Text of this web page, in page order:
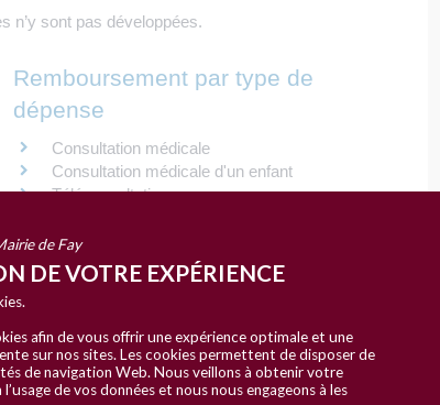
n’y sont pas développées.
Remboursement par type de
dépense
Consultation médicale
Consultation médicale d'un enfant
Téléconsultation
Médicaments
Frais de transports
Cure thermale
Soins dentaires
de Fay
DE VOTRE EXPÉRIENCE
afin de vous offrir une expérience optimale et une
sur nos sites. Les cookies permettent de disposer de
de navigation Web. Nous veillons à obtenir votre
de vos données et nous nous engageons à les